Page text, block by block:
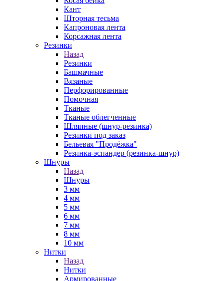
Кант
Шторная тесьма
Капроновая лента
Корсажная лента
Резинки
Назад
Резинки
Башмачные
Вязаные
Перфорированные
Помочная
Тканые
Тканые облегченные
Шляпные (шнур-резинка)
Резинки под заказ
Бельевая "Продёжка"
Резинка-эспандер (резинка-шнур)
Шнуры
Назад
Шнуры
3 мм
4 мм
5 мм
6 мм
7 мм
8 мм
10 мм
Нитки
Назад
Нитки
Армированные